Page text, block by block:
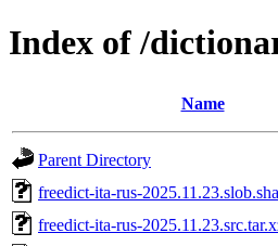
Index of /
Name
Parent Directory
freedict-ita-rus-
freedict-ita-rus-